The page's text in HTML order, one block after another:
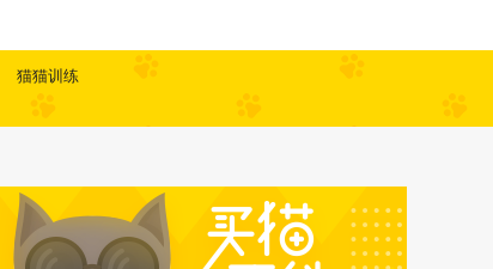
猫猫训练